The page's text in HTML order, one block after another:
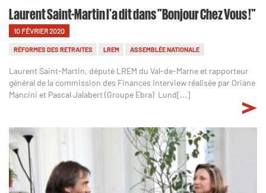
Laurent Saint-Martin l'a dit dans "Bonjour Chez Vous !"
10 FÉVRIER 2020
RÉFORMES DES RETRAITES LREM ASSEMBLÉE NATIONALE
Laurent Saint-Martin, député LREM du Val-de-Marne et rapporteur
général de la commission des Finances Interview réalisée par Oriane
Mancini et Pascal Jalabert (Groupe Ebra) Lund[...]